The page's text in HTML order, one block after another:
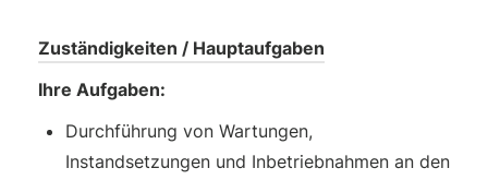
Zuständigkeiten / Hauptaufgaben
Ihre Aufgaben:
Durchführung von Wartungen,
Instandsetzungen und Inbetriebnahmen an den